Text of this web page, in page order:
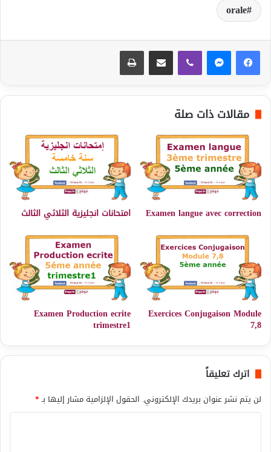
orale
مقالات ذات صلة
Examen langue avec correction امتحانات انجليزية الثلاثي الثالث
Exercices Conjugaison Module
7,8
Examen Production ecrite
trimestre1
اترك تعليقاً
لن يتم نشر عنوان بريدك الإلكتروني. الحقول الإلزامية مشار إليها بـ*